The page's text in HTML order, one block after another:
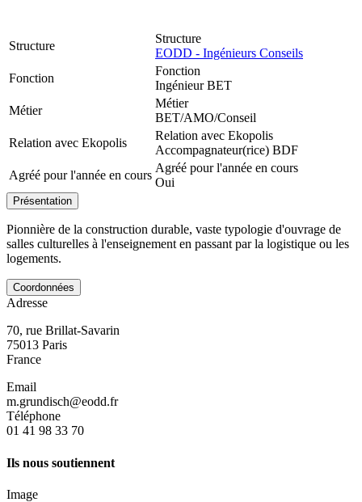
Structure
Structure
EODD - Ingénieurs Conseils
Fonction
Fonction
Ingénieur BET
Métier
Métier
BET/AMO/Conseil
Relation avec Ekopolis
Relation avec Ekopolis
Accompagnateur(rice) BDF
Agréé pour l'année en cours
Agréé pour l'année en cours
Oui
Présentation
Pionnière de la construction durable, vaste typologie d'ouvrage de
salles culturelles à l'enseignement en passant par la logistique ou les
logements.
Coordonnées
Adresse
70, rue Brillat-Savarin
75013 Paris
France
Email
m.grundisch@eodd.fr
Téléphone
01 41 98 33 70
Ils nous soutiennent
Image